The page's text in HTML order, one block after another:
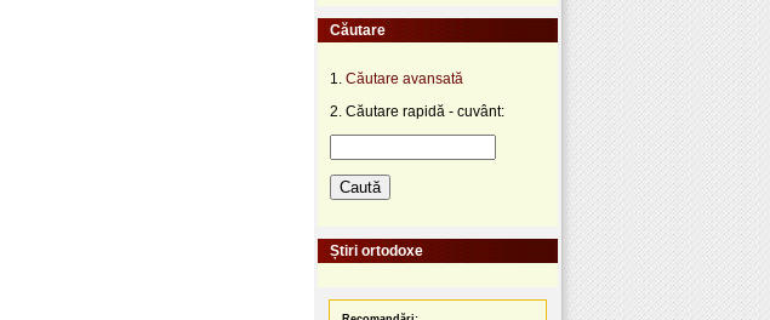
Căutare
1. Căutare avansată
2. Căutare rapidă - cuvânt:
Știri ortodoxe